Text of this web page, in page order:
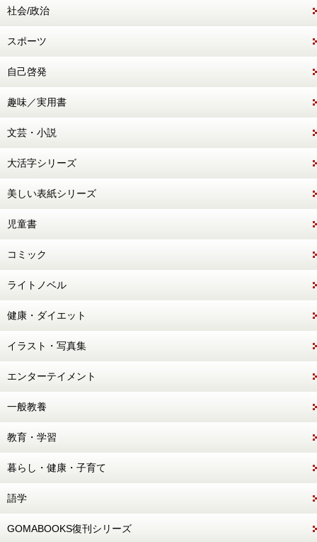
社会/政治
スポーツ
自己啓発
趣味／実用書
文芸・小説
大活字シリーズ
美しい表紙シリーズ
児童書
コミック
ライトノベル
健康・ダイエット
イラスト・写真集
エンターテイメント
一般教養
教育・学習
暮らし・健康・子育て
語学
GOMABOOKS復刊シリーズ